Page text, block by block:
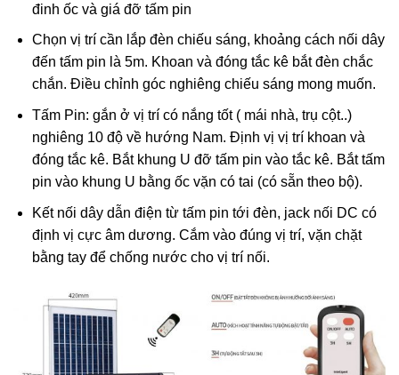
đinh ốc và giá đỡ tấm pin
Chọn vị trí cần lắp đèn chiếu sáng, khoảng cách nối dây
đến tấm pin là 5m. Khoan và đóng tắc kê bắt đèn chắc
chắn. Điều chỉnh góc nghiêng chiếu sáng mong muốn.
Tấm Pin: gắn ở vị trí có nắng tốt ( mái nhà, trụ cột..)
nghiêng 10 độ về hướng Nam. Định vị vị trí khoan và
đóng tắc kê. Bắt khung U đỡ tấm pin vào tắc kê. Bắt tấm
pin vào khung U bằng ốc vặn có tai (có sẵn theo bộ).
Kết nối dây dẫn điện từ tấm pin tới đèn, jack nối DC có
định vị cực âm dương. Cắm vào đúng vị trí, vặn chặt
bằng tay để chống nước cho vị trí nối.